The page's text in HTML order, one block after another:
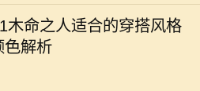
木命之人适合的穿搭风格
色解析
这一年的穿搭选择直接影响着
气场与运势。木命属于五行中
，象征着生长、旺盛与活力，